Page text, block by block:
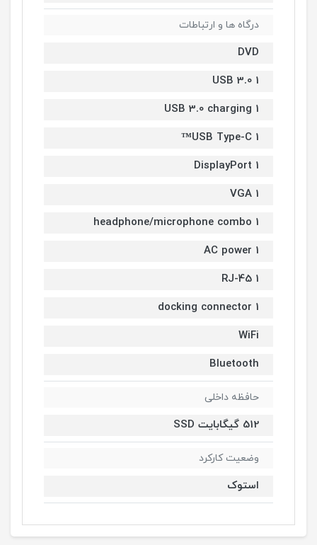
درگاه ها و ارتباطات
DVD
1 USB 3.0
1 USB 3.0 charging
1 USB Type-C™
1 DisplayPort
1 VGA
1 headphone/microphone combo
1 AC power
1 RJ-45
1 docking connector
WiFi
Bluetooth
حافظه داخلی
512 گیگابایت SSD
وضعیت کارکرد
استوک